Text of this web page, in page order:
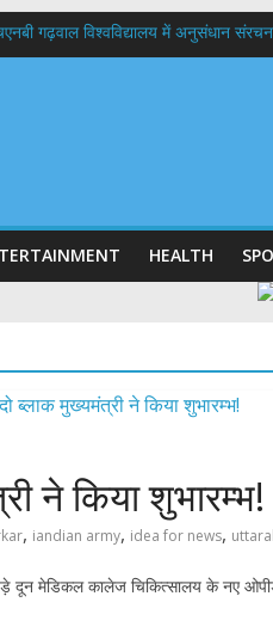
गढ़वाल विश्वविद्यालय में अनुसंधान
दिवस पर मुख्यमंत्री धामी ने उत्कृष्ट बुनकरों
HEALTH
ने किया शुभारम्भ!
, iandian army, idea for news,
दून मेडिकल कालेज चिकित्सालय के नए